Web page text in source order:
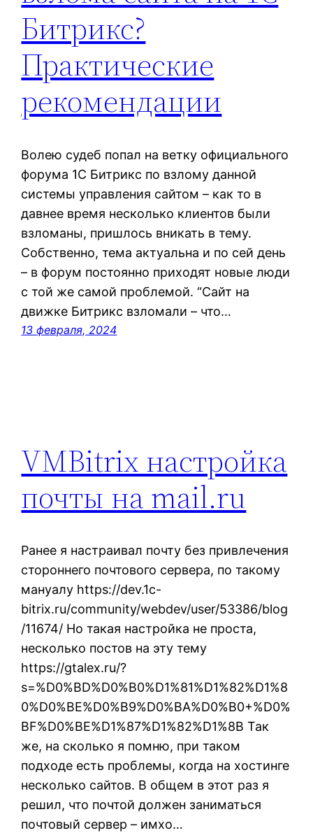
Битрикс?
Практические
рекомендации
Волею судеб попал на ветку официального
форума 1С Битрикс по взлому данной
системы управления сайтом – как то в
давнее время несколько клиентов были
взломаны, пришлось вникать в тему.
Собственно, тема актуальна и по сей день
– в форум постоянно приходят новые люди
с той же самой проблемой. “Сайт на
движке Битрикс взломали – что…
13 февраля, 2024
VMBitrix настройка
почты на mail.ru
Ранее я настраивал почту без привлечения
стороннего почтового сервера, по такому
мануалу https://dev.1c-
bitrix.ru/community/webdev/user/53386/blog
/11674/ Но такая настройка не проста,
несколько постов на эту тему
https://gtalex.ru/?
s=%D0%BD%D0%B0%D1%81%D1%82%D1%8
0%D0%BE%D0%B9%D0%BA%D0%B0+%D0%
BF%D0%BE%D1%87%D1%82%D1%8B Так
же, на сколько я помню, при таком
подходе есть проблемы, когда на хостинге
несколько сайтов. В общем в этот раз я
решил, что почтой должен заниматься
почтовый сервер – имхо…